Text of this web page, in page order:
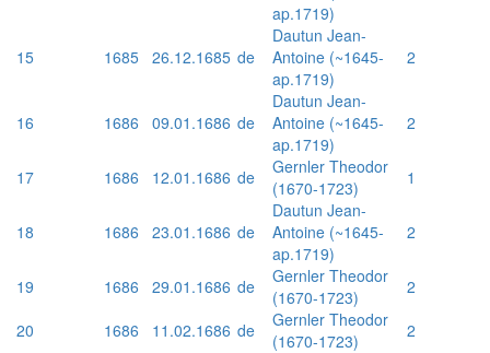
ap.1719)
15 1685 26.12.1685 de
Dautun Jean-
Antoine (~1645-
ap.1719)
2
16 1686 09.01.1686 de
Dautun Jean-
Antoine (~1645-
ap.1719)
2
17 1686 12.01.1686 de
Gernler Theodor
(1670-1723)
1
18 1686 23.01.1686 de
Dautun Jean-
Antoine (~1645-
ap.1719)
2
19 1686 29.01.1686 de
Gernler Theodor
(1670-1723)
2
20
1686 11.02.1686 de
Gernler Theodor
(1670-1723)
2